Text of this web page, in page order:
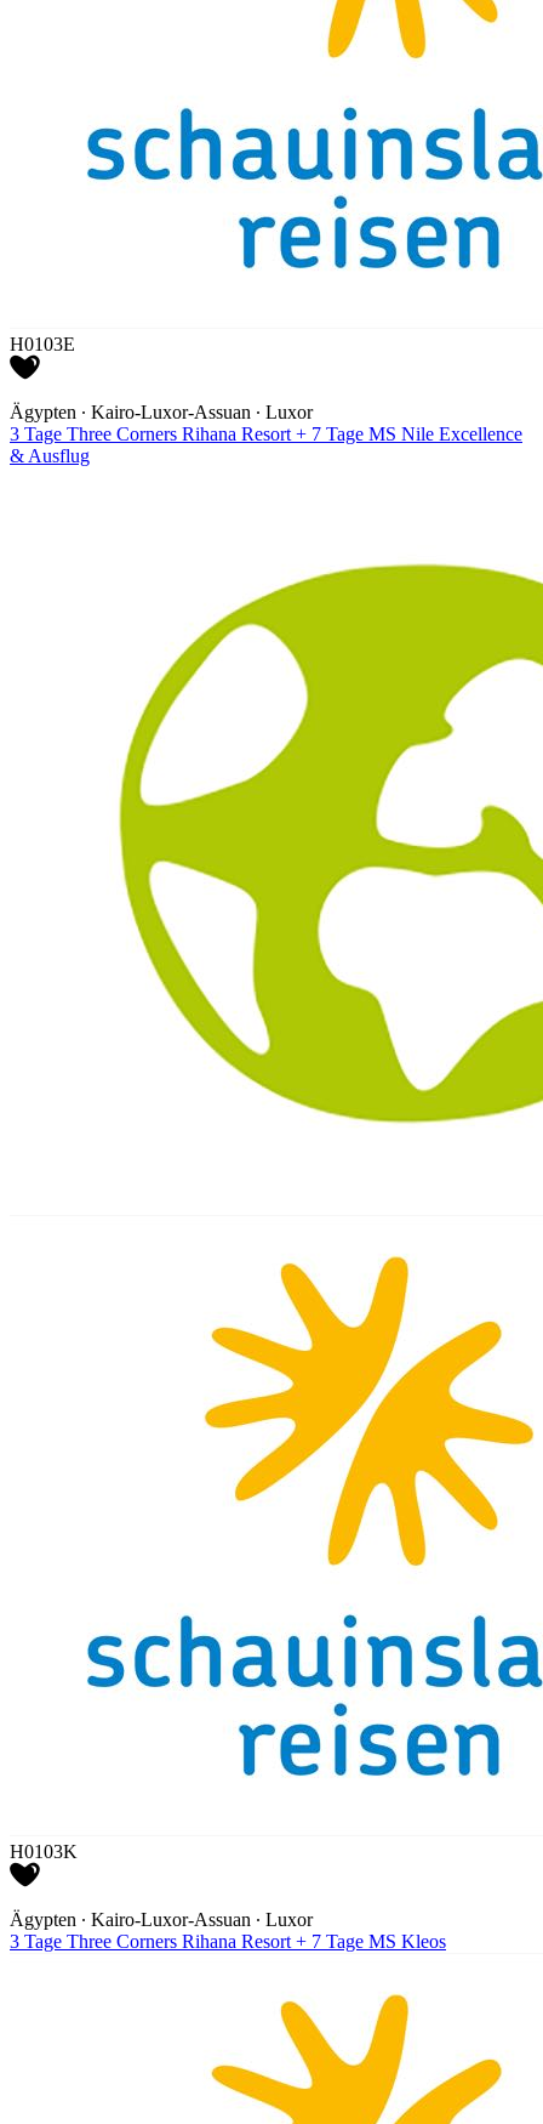
H0103E
Ägypten ∙ Kairo-Luxor-Assuan ∙ Luxor
3 Tage Three Corners Rihana Resort + 7 Tage MS Nile Excellence
& Ausflug
H0103K
Ägypten ∙ Kairo-Luxor-Assuan ∙ Luxor
3 Tage Three Corners Rihana Resort + 7 Tage MS Kleos